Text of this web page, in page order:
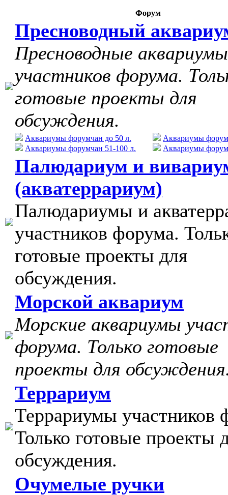
Форум
Пресноводный
Пресноводные аквариумы
участников форума.
готовые проекты для
обсуждения.
Аквариумы форумчан до 50 л.
Аквариумы форумчан 51-100 л.
Аквариумы
Аквариумы
Палюдариум и
(акватеррариум)
Палюдариумы и
участников форума.
готовые проекты для
обсуждения.
Морской аквариум
Морские аквариумы
форума. Только готовые
проекты для
Террариум
Террариумы участников
Только готовые проекты
обсуждения.
Очумелые ручки